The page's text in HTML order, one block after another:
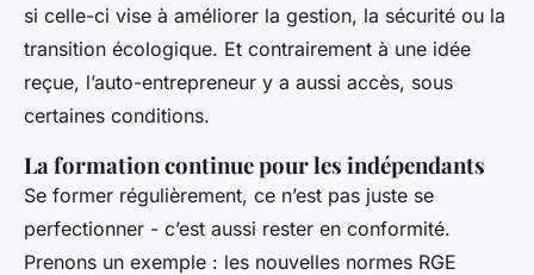
si celle-ci vise à améliorer la gestion, la sécurité ou la
transition écologique. Et contrairement à une idée
reçue, l’auto-entrepreneur y a aussi accès, sous
certaines conditions.
La formation continue pour les indépendants
Se former régulièrement, ce n’est pas juste se
perfectionner - c’est aussi rester en conformité.
Prenons un exemple : les nouvelles normes RGE